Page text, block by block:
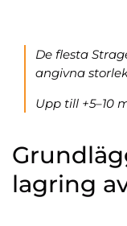
De flesta
angivna
Upp till +5–10
lagring